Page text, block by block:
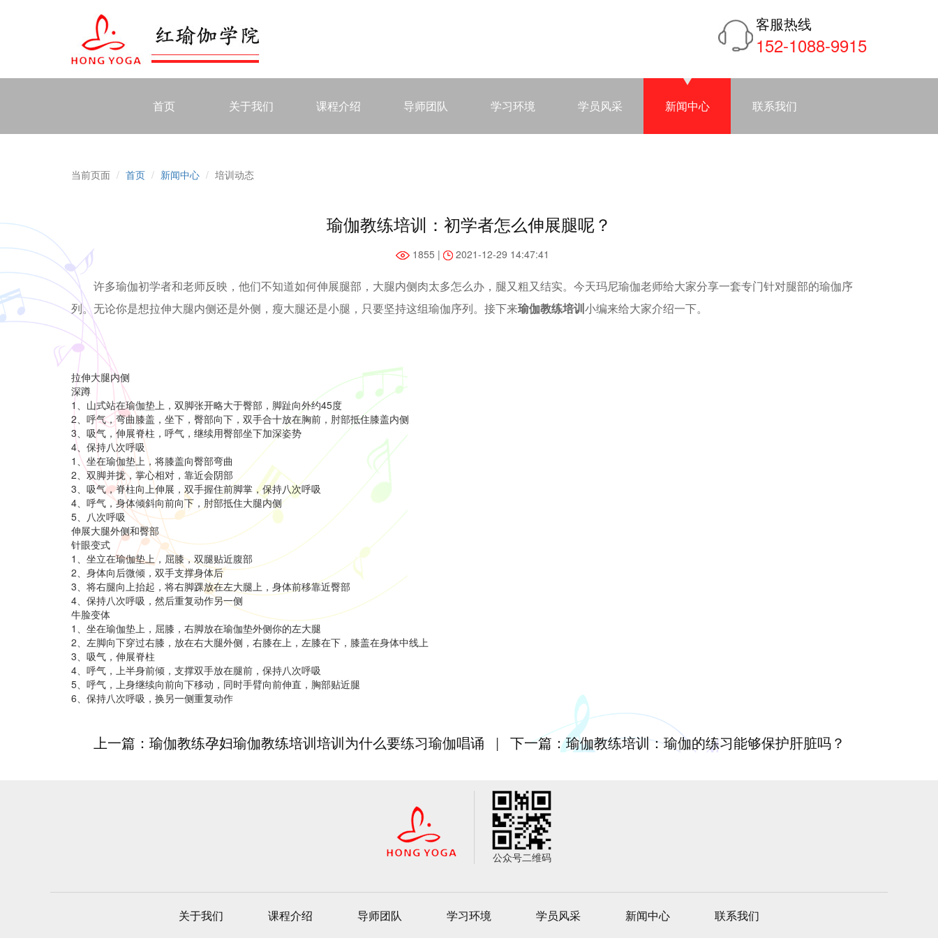
客服热线
152-1088-9915
首页 关于我们 课程介绍 导师团队 学习环境 学员风采 新闻中心 联系我们
当前页面 首页 新闻中心 培训动态
瑜伽教练培训：初学者怎么伸展腿呢？
1855 | 2021-12-29 14:47:41
许多瑜伽初学者和老师反映，他们不知道如何伸展腿部，大腿内侧肉太多怎么办，腿又粗又结实。今天玛尼瑜伽老师给大家分享一套专门针对腿部的瑜伽序
列。无论你是想拉伸大腿内侧还是外侧，瘦大腿还是小腿，只要坚持这组瑜伽序列。接下来瑜伽教练培训小编来给大家介绍一下。
拉伸大腿内侧
深蹲
1、山式站在瑜伽垫上，双脚张开略大于臀部，脚趾向外约45度
2、呼气，弯曲膝盖，坐下，臀部向下，双手合十放在胸前，肘部抵住膝盖内侧
3、吸气，伸展脊柱，呼气，继续用臀部坐下加深姿势
4、保持八次呼吸
1、坐在瑜伽垫上，将膝盖向臀部弯曲
2、双脚并拢，掌心相对，靠近会阴部
3、吸气，脊柱向上伸展，双手握住前脚掌，保持八次呼吸
4、呼气，身体倾斜向前向下，肘部抵住大腿内侧
5、八次呼吸
伸展大腿外侧和臀部
针眼变式
1、坐立在瑜伽垫上，屈膝，双腿贴近腹部
2、身体向后微倾，双手支撑身体后
3、将右腿向上抬起，将右脚踝放在左大腿上，身体前移靠近臀部
4、保持八次呼吸，然后重复动作另一侧
牛脸变体
1、坐在瑜伽垫上，屈膝，右脚放在瑜伽垫外侧你的左大腿
2、左脚向下穿过右膝，放在右大腿外侧，右膝在上，左膝在下，膝盖在身体中线上
3、吸气，伸展脊柱
4、呼气，上半身前倾，支撑双手放在腿前，保持八次呼吸
5、呼气，上身继续向前向下移动，同时手臂向前伸直，胸部贴近腿
6、保持八次呼吸，换另一侧重复动作
上一篇：瑜伽教练孕妇瑜伽教练培训培训为什么要练习瑜伽唱诵 | 下一篇：瑜伽教练培训：瑜伽的练习能够保护肝脏吗？
公众号二维码
关于我们 课程介绍 导师团队 学习环境 学员风采 新闻中心 联系我们